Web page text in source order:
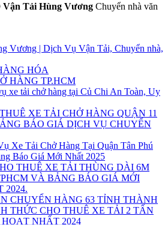
Vận Tải Hùng Vương Chuyển nhà văn
Vương | Dịch Vụ Vận Tải, Chuyển nhà,
HÓA
HÀNG TP.HCM
xe tải chở hàng tại Củ Chi An Toàn, Uy
XE TẢI CHỞ HÀNG QUẬN 11
BÁO GIÁ DỊCH VỤ CHUYỂN
Xe Tải Chở Hàng Tại Quận Tân Phú
Báo Giá Mới Nhất 2025
THUÊ XE TẢI THÙNG DÀI 6M
VÀ BẢNG BÁO GIÁ MỚI
2024.
CHUYỂN HÀNG 63 TỈNH THÀNH
THỨC CHO THUÊ XE TẢI 2 TẤN
NHẤT 2024